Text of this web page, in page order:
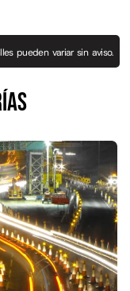
pueden variar sin aviso.